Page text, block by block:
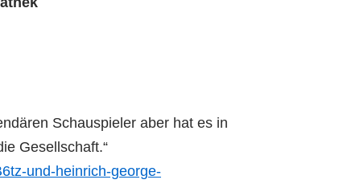
Schauspieler aber hat es in
Gesellschaft.“
und-heinrich-george-